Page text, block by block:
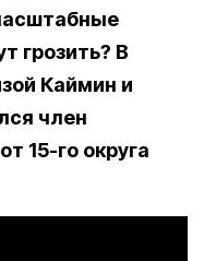
грозить? В
Каймин и
член
15-го округа